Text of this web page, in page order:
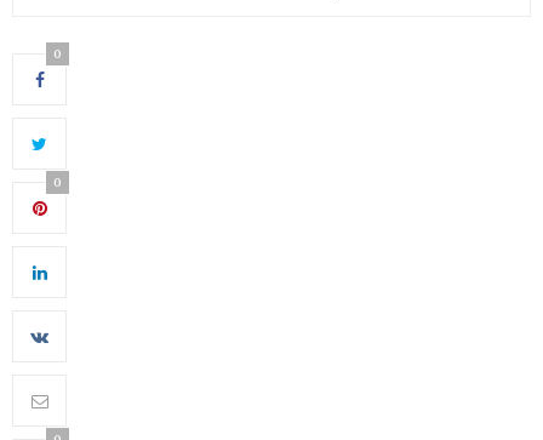
0
0